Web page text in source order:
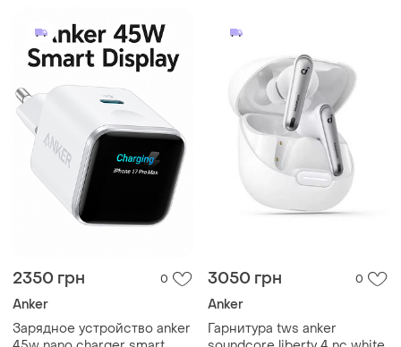
2350 грн 0
Anker
Зарядное устройство anker
3050 грн 0
Anker
Гарнитура tws anker